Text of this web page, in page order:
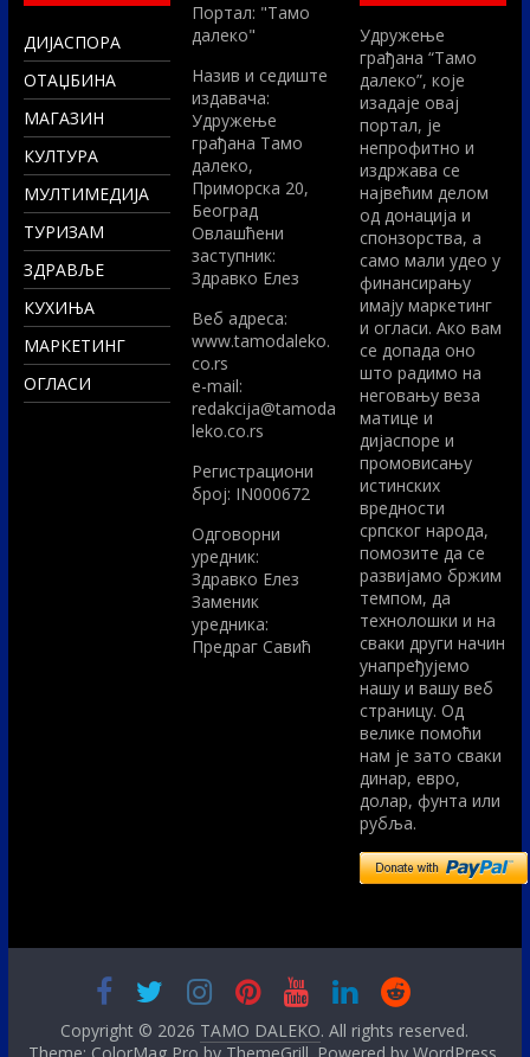
ДИЈАСПОРА
ОТАЏБИНА
МАГАЗИН
КУЛТУРА
МУЛТИМЕДИЈА
ТУРИЗАМ
ЗДРАВЉЕ
КУХИЊА
МАРКЕТИНГ
ОГЛАСИ
Портал: "Тамо
далеко"
Назив и седиште
издавача:
Удружење
грађана Тамо
далеко,
Приморска 20,
Београд
Овлашћени
заступник:
Здравко Елез
Вeб адреса:
www.tamodaleko.
co.rs
e-mail:
redakcija@tamoda
leko.co.rs
Регистрациони
број: IN000672
Одговорни
уредник:
Здравко Елез
Заменик
уредника:
Предраг Савић
Удружење
грађана “Тамо
далеко”, које
изадаје овај
портал, је
непрофитно и
издржава се
највећим делом
од донација и
спонзорства, а
само мали удео у
финансирању
имају маркетинг
и огласи. Ако вам
се допада оно
што радимо на
неговању веза
матице и
дијаспоре и
промовисању
истинских
вредности
српског народа,
помозите да се
развијамо бржим
темпом, да
технолошки и на
сваки други начин
унапређујемо
нашу и вашу веб
страницу. Од
велике помоћи
нам је зато сваки
динар, евро,
долар, фунта или
рубља.
Copyright © 2026 TAMO DALEKO. All rights reserved.